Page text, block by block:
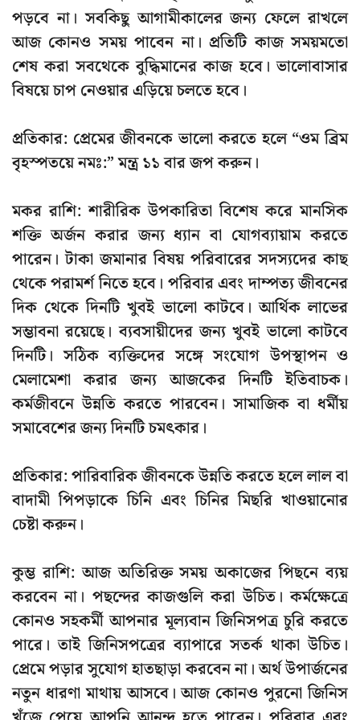
পড়বে না। সবকিছু আগামীকালের জন্য ফেলে রাখলে
আজ কোনও সময় পাবেন না। প্রতিটি কাজ সময়মতো
শেষ করা সবথেকে বুদ্ধিমানের কাজ হবে। ভালোবাসার
বিষয়ে চাপ নেওয়ার এড়িয়ে চলতে হবে।
প্রতিকার: প্রেমের জীবনকে ভালো করতে হলে “ওম ব্রিম
বৃহস্পতয়ে নমঃ:” মন্ত্র ১১ বার জপ করুন।
মকর রাশি: শারীরিক উপকারিতা বিশেষ করে মানসিক
শক্তি অর্জন করার জন্য ধ্যান বা যোগব্যায়াম করতে
পারেন। টাকা জমানার বিষয় পরিবারের সদস্যদের কাছ
থেকে পরামর্শ নিতে হবে। পরিবার এবং দাম্পত্য জীবনের
দিক থেকে দিনটি খুবই ভালো কাটবে। আর্থিক লাভের
সম্ভাবনা রয়েছে। ব্যবসায়ীদের জন্য খুবই ভালো কাটবে
দিনটি। সঠিক ব্যক্তিদের সঙ্গে সংযোগ উপস্থাপন ও
মেলামেশা করার জন্য আজকের দিনটি ইতিবাচক।
কর্মজীবনে উন্নতি করতে পারবেন। সামাজিক বা ধর্মীয়
সমাবেশের জন্য দিনটি চমৎকার।
প্রতিকার: পারিবারিক জীবনকে উন্নতি করতে হলে লাল বা
বাদামী পিপড়াকে চিনি এবং চিনির মিছরি খাওয়ানোর
চেষ্টা করুন।
কুম্ভ রাশি: আজ অতিরিক্ত সময় অকাজের পিছনে ব্যয়
করবেন না। পছন্দের কাজগুলি করা উচিত। কর্মক্ষেত্রে
কোনও সহকর্মী আপনার মূল্যবান জিনিসপত্র চুরি করতে
পারে। তাই জিনিসপত্রের ব্যাপারে সতর্ক থাকা উচিত।
প্রেমে পড়ার সুযোগ হাতছাড়া করবেন না। অর্থ উপার্জনের
নতুন ধারণা মাথায় আসবে। আজ কোনও পুরনো জিনিস